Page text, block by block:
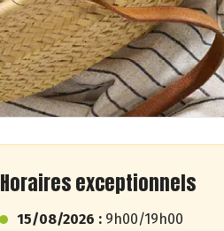
Horaires exceptionnels
15/08/2026 : 9h00/19h00